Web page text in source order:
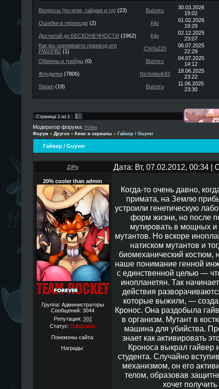
Вопросы (по игре, гайдам и тд) (23) Buizeru
30.03.2026
19:02
Ошибки в переводе(2) Kijo
01.02.2026
19:29
Досчитай до БЕСКОНЕЧНОСТИ (1962) Kijo
02.12.2025
23:07
Как вы оцениваете перевод игр
PW2/PB2(1) ChiYu220
06.07.2025
22:29
Обмены и трейды (0) Buizeru
04.07.2025
14:12
Флудилка(7806) Nicholasik83
18.06.2025
23:22
Steam(19) Buizeru
11.06.2025
23:30
Страница 1из 1
1
Модератор форума: Робин
Форум » Другое » Кино и сериалы » Гайвер / Guyver
Гайвер / Guyver
ZiPo Дата: Вт, 07.02.2012, 00:34
20% cooler than admin
Группа: Администраторы
Сообщений: 3044
Репутация: 302
Статус: Оффлайн
Покемоны сайта:
Награды:
Когда-то очень давно,
примата, на Землю
устроили генетическую
форм жизни, но после
мутировать в мощных
мутантов. Но вскоре
натиском мутантов и
биомеханический костюм,
наше понимание генной
с единственной целью —
инопланетян. Так
действия
которые выжили, —
Кронос. Она раздобыла
в организм. Мутант в
машина для убийства.
знает как активировать
Кроноса выкрал гайвер
студента. Случайно
механизмом, он его
телом, образовав
хочет